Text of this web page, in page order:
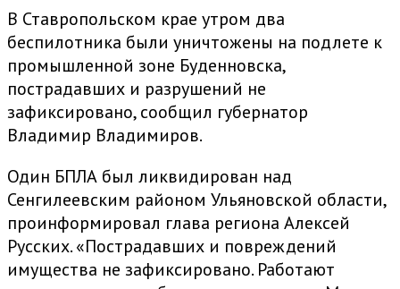
В Ставропольском крае утром два
беспилотника были уничтожены на подлете к
промышленной зоне Буденновска,
пострадавших и разрушений не
зафиксировано, сообщил губернатор
Владимир Владимиров.
Один БПЛА был ликвидирован над
Сенгилеевским районом Ульяновской области,
проинформировал глава региона Алексей
Русских. «Пострадавших и повреждений
имущества не зафиксировано. Работают